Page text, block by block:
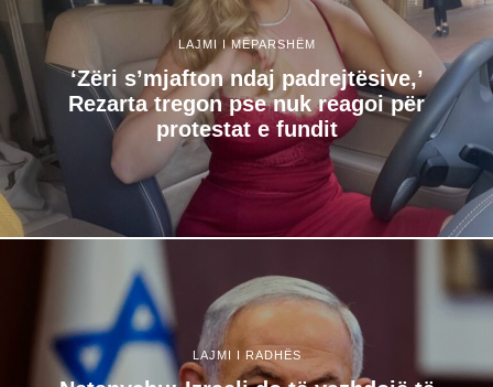
LAJMI I MËPARSHËM
‘Zëri s’mjafton ndaj padrejtësive,’
Rezarta tregon pse nuk reagoi për
protestat e fundit
LAJMI I RADHËS